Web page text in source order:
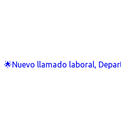
🌟Nuevo llamado laboral,